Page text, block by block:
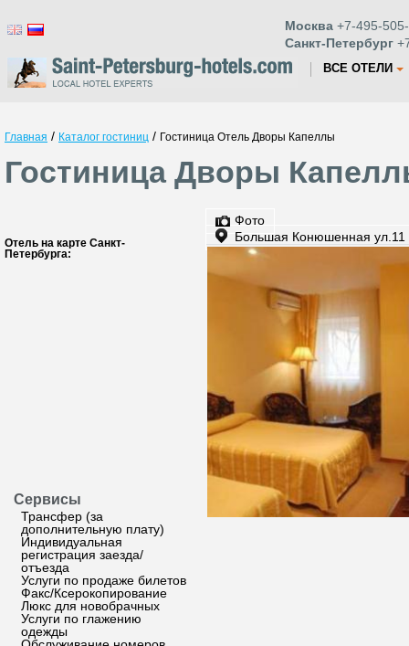
Москва +7-495-
Санкт-Петербург
ВСЕ ОТЕЛИ
Главная / Каталог гостиниц / Гостиница Отель Дворы Капеллы
Гостиница Дворы
Отель на карте Санкт-
Петербурга:
Сервисы
Трансфер (за
дополнительную плату)
Индивидуальная
регистрация заезда/
отъезда
Услуги по продаже билетов
Факс/Ксерокопирование
Люкс для новобрачных
Услуги по глажению
одежды
Фото
Большая Конюшенная ул.11